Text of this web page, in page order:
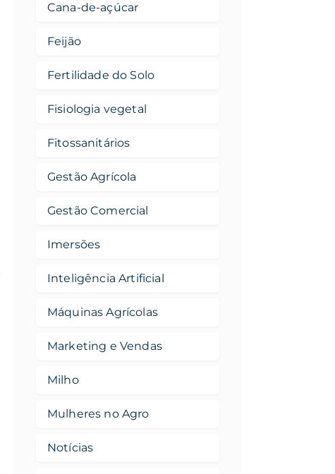
Cana-de-açúcar
Feijão
Fertilidade do Solo
Fisiologia vegetal
Fitossanitários
Gestão Agrícola
Gestão Comercial
Imersões
Inteligência Artificial
Máquinas Agrícolas
Marketing e Vendas
Milho
Mulheres no Agro
Notícias